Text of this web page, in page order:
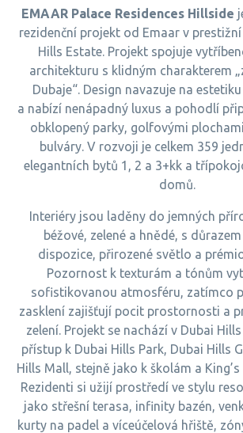
EMAAR Palace Residences Hillside
rezidenční projekt od Emaar v
Hills Estate. Projekt spojuje
architekturu s klidným charakterem
Dubaje“. Design navazuje na
a nabízí nenápadný luxus a pohodlí
obklopený parky, golfovými
bulváry. V rozvoji je celkem 359
elegantních bytů 1, 2 a 3+kk a
domů.
Interiéry jsou laděny do jemných
béžové, zelené a hnědé, s
dispozice, přirozené světlo a
Pozornost k texturám a tónům
sofistikovanou atmosféru, zatímco
zasklení zajišťují pocit prostornosti a
zelení. Projekt se nachází v Dubai
přístup k Dubai Hills Park, Dubai Hills
Hills Mall, stejně jako k školám a
Rezidenti si užijí prostředí ve stylu
jako střešní terasa, infinity bazén,
kurty na padel a víceúčelová hřiště,